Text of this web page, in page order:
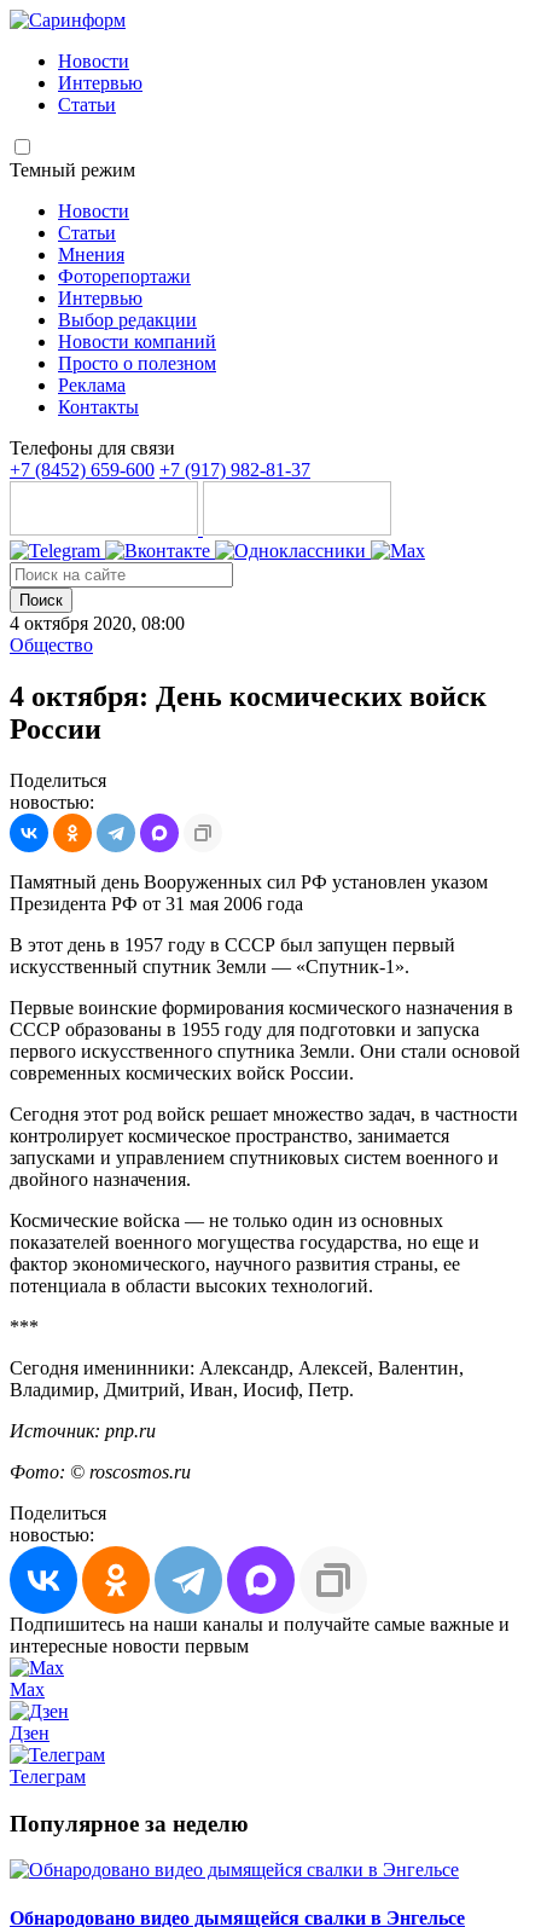
Новости
Интервью
Статьи
Темный режим
Новости
Статьи
Мнения
Фоторепортажи
Интервью
Выбор редакции
Новости компаний
Просто о полезном
Реклама
Контакты
Телефоны для связи
+7 (8452) 659-600 +7 (917) 982-81-37
Поиск
4 октября 2020, 08:00
Общество
4 октября: День космических войск
России
Поделиться
новостью:
Памятный день Вооруженных сил РФ установлен указом
Президента РФ от 31 мая 2006 года
В этот день в 1957 году в СССР был запущен первый
искусственный спутник Земли — «Спутник‑1».
Первые воинские формирования космического назначения в
СССР образованы в 1955 году для подготовки и запуска
первого искусственного спутника Земли. Они стали основой
современных космических войск России.
Сегодня этот род войск решает множество задач, в частности
контролирует космическое пространство, занимается
запусками и управлением спутниковых систем военного и
двойного назначения.
Космические войска — не только один из основных
показателей военного могущества государства, но еще и
фактор экономического, научного развития страны, ее
потенциала в области высоких технологий.
***
Сегодня именинники: Александр, Алексей, Валентин,
Владимир, Дмитрий, Иван, Иосиф, Петр.
Источник: pnp.ru
Фото: © roscosmos.ru
Поделиться
новостью:
Подпишитесь на наши каналы и получайте самые важные и
интересные новости первым
Max
Дзен
Телеграм
Популярное за неделю
Обнародовано видео дымящейся свалки в Энгельсе